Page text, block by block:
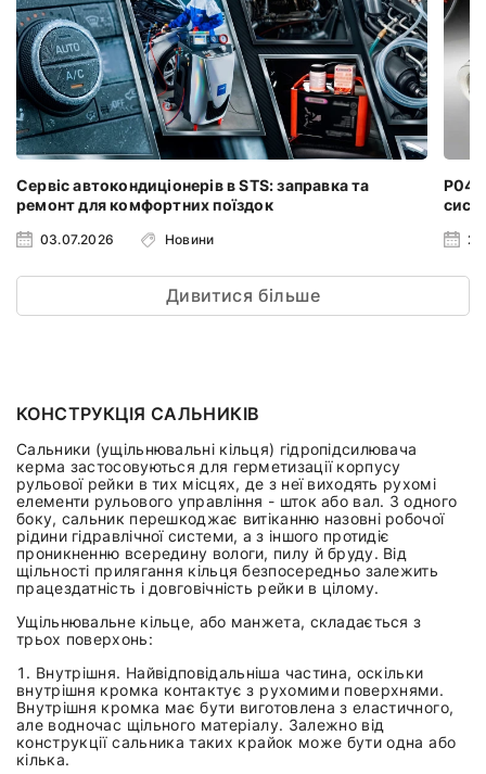
Сервіс автокондиціонерів в STS: заправка та
ремонт для комфортних поїздок
03.07.2026 Новини
Дивитися більше
КОНСТРУКЦІЯ САЛЬНИКІВ
Сальники (ущільнювальні кільця) гідропідсилювача
керма застосовуються для герметизації корпусу
рульової рейки в тих місцях, де з неї виходять рухомі
елементи рульового управління - шток або вал. З одного
боку, сальник перешкоджає витіканню назовні робочої
рідини гідравлічної системи, а з іншого протидіє
проникненню всередину вологи, пилу й бруду. Від
щільності прилягання кільця безпосередньо залежить
працездатність і довговічність рейки в цілому.
Ущільнювальне кільце, або манжета, складається з
трьох поверхонь:
Внутрішня. Найвідповідальніша частина, оскільки
внутрішня кромка контактує з рухомими поверхнями.
Внутрішня кромка має бути виготовлена з еластичного,
але водночас щільного матеріалу. Залежно від
конструкції сальника таких крайок може бути одна або
кілька.